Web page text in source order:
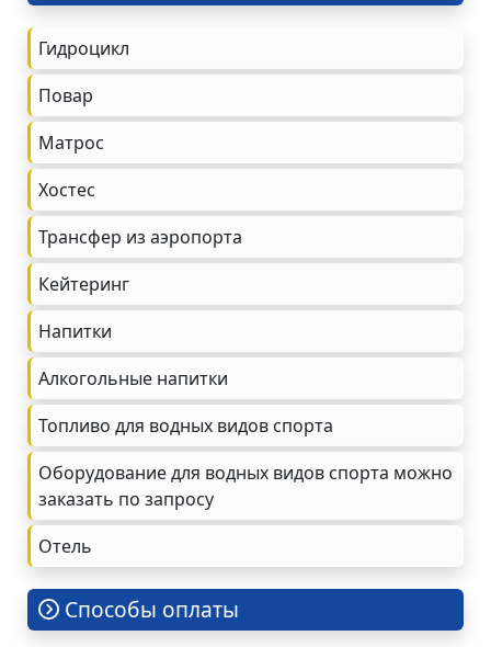
Гидроцикл
Повар
Матрос
Хостес
Трансфер из аэропорта
Кейтеринг
Напитки
Алкогольные напитки
Топливо для водных видов спорта
Оборудование для водных видов спорта можно
заказать по запросу
Oтель
Cпособы оплаты